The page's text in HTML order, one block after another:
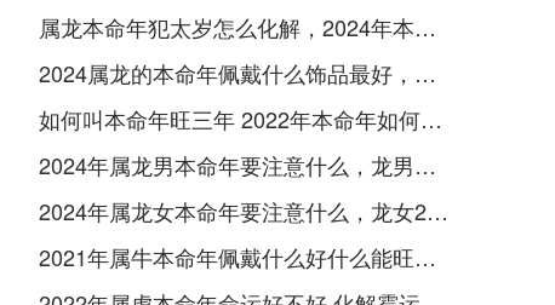
属龙本命年犯太岁怎么化解，2024年本命年属龙的化解秘诀
2024属龙的本命年佩戴什么饰品最好，本命年属龙幸运饰品盘点
如何叫本命年旺三年 2022年本命年如何增强运势
2024年属龙男本命年要注意什么，龙男命2024年本命年注意须知
2024年属龙女本命年要注意什么，龙女2024年本命年注意4要点
2021年属牛本命年佩戴什么好什么能旺运？